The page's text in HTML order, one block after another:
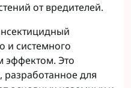
от вредителей.
и системного
эффектом. Это
разработанное для